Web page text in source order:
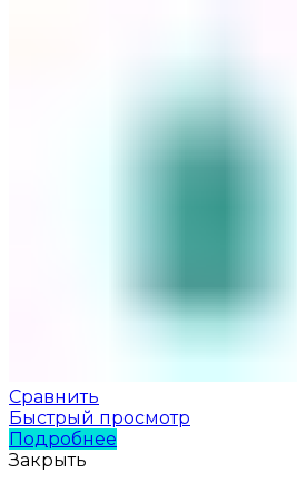
Сравнить
Быстрый просмотр
Подробнее
Закрыть